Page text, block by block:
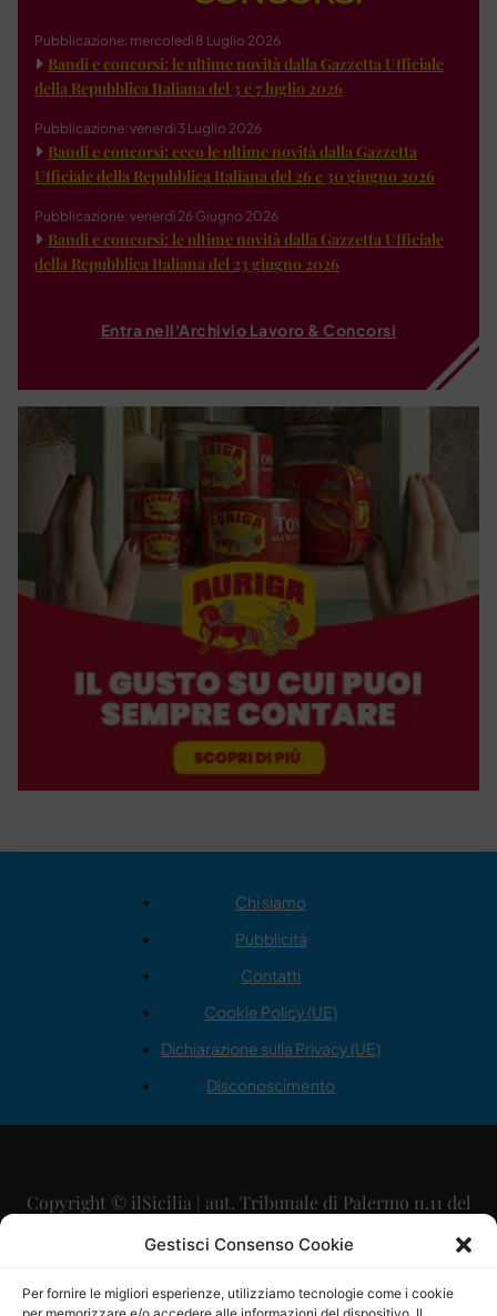
Gestisci Consenso Cookie
Per fornire le migliori esperienze, utilizziamo tecnologie come i cookie
Pubblicazione: mercoledì 8 Luglio 2026
Bandi e concorsi: le ultime novità dalla Gazzetta Ufficiale
della Repubblica Italiana del 3 e 7 luglio 2026
Pubblicazione: venerdì 3 Luglio 2026
Bandi e concorsi: ecco le ultime novità dalla Gazzetta
Ufficiale della Repubblica Italiana del 26 e 30 giugno 2026
Pubblicazione: venerdì 26 Giugno 2026
Bandi e concorsi: le ultime novità dalla Gazzetta Ufficiale
della Repubblica Italiana del 23 giugno 2026
Entra nell'Archivio Lavoro & Concorsi
Chi siamo
Pubblicità
Contatti
Cookie Policy (UE)
Dichiarazione sulla Privacy (UE)
Disconoscimento
Copyright © ilSicilia | aut. Tribunale di Palermo n.11 del
29/09/2015